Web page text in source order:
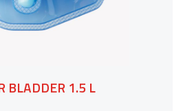
BLADDER 1.5 L